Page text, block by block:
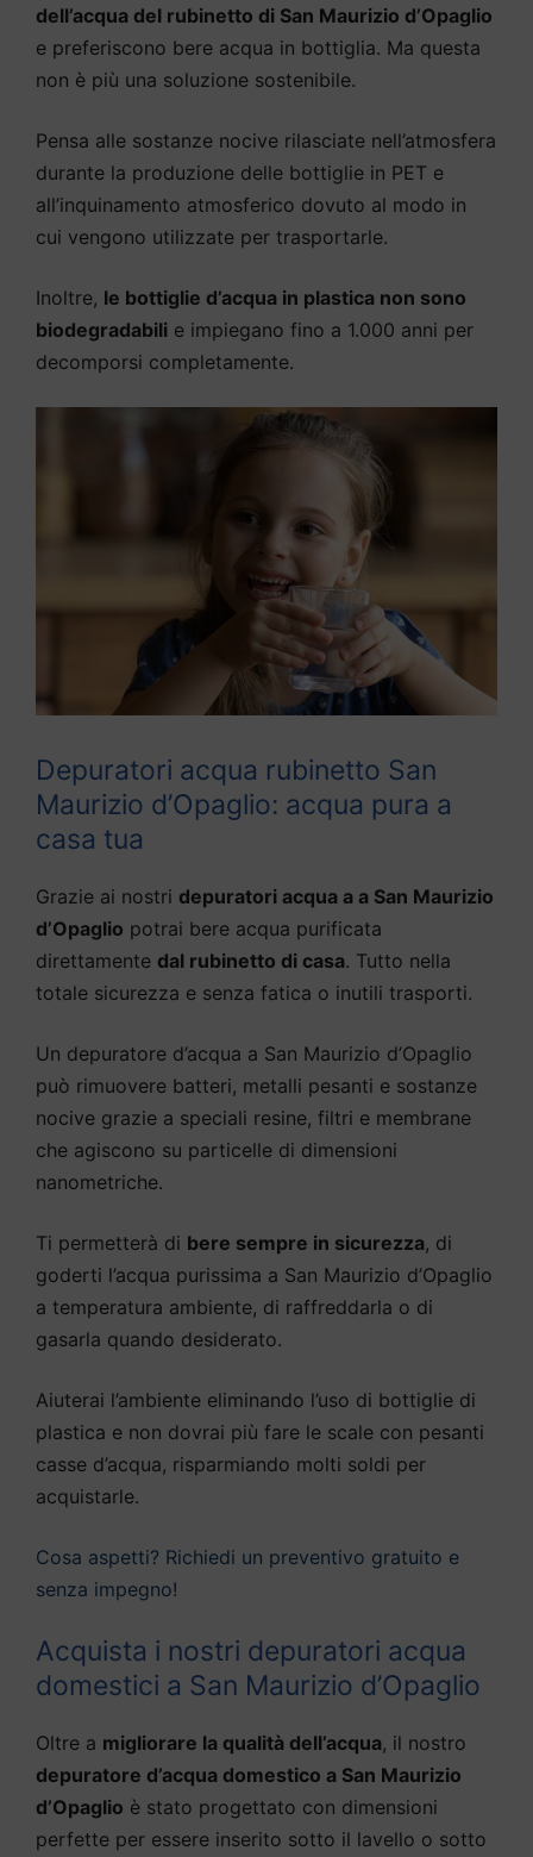
dell’acqua del rubinetto di San Maurizio d’Opaglio
e preferiscono bere acqua in bottiglia. Ma questa
non è più una soluzione sostenibile.
Pensa alle sostanze nocive rilasciate nell’atmosfera
durante la produzione delle bottiglie in PET e
all’inquinamento atmosferico dovuto al modo in
cui vengono utilizzate per trasportarle.
Inoltre, le bottiglie d’acqua in plastica non sono
biodegradabili e impiegano fino a 1.000 anni per
decomporsi completamente.
Depuratori acqua rubinetto San
Maurizio d’Opaglio: acqua pura a
casa tua
Grazie ai nostri depuratori acqua a a San Maurizio
d’Opaglio potrai bere acqua purificata
direttamente dal rubinetto di casa. Tutto nella
totale sicurezza e senza fatica o inutili trasporti.
Un depuratore d’acqua a San Maurizio d’Opaglio
può rimuovere batteri, metalli pesanti e sostanze
nocive grazie a speciali resine, filtri e membrane
che agiscono su particelle di dimensioni
nanometriche.
Ti permetterà di bere sempre in sicurezza, di
goderti l’acqua purissima a San Maurizio d’Opaglio
a temperatura ambiente, di raffreddarla o di
gasarla quando desiderato.
Aiuterai l’ambiente eliminando l’uso di bottiglie di
plastica e non dovrai più fare le scale con pesanti
casse d’acqua, risparmiando molti soldi per
acquistarle.
Cosa aspetti? Richiedi un preventivo gratuito e
senza impegno!
Acquista i nostri depuratori acqua
domestici a San Maurizio d’Opaglio
Oltre a migliorare la qualità dell’acqua, il nostro
depuratore d’acqua domestico a San Maurizio
d’Opaglio è stato progettato con dimensioni
perfette per essere inserito sotto il lavello o sotto